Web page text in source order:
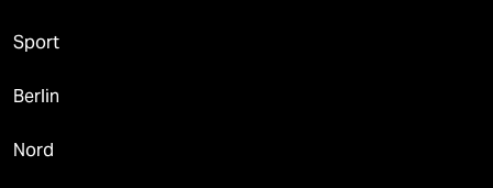
Sport
Berlin
Nord